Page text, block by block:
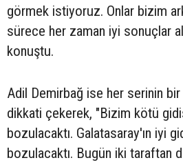
görmek istiyoruz. Onlar bizim
sürece her zaman iyi sonuçlar
konuştu.
Adil Demirbağ ise her serinin bir
dikkati çekerek, "Bizim kötü
bozulacaktı. Galatasaray'ın iyi
bozulacaktı. Bugün iki taraftan